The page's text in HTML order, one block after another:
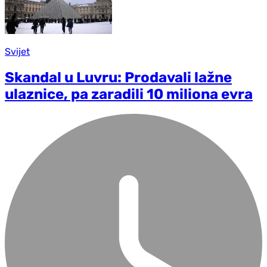
Svijet
Skandal u Luvru: Prodavali lažne
ulaznice, pa zaradili 10 miliona evra